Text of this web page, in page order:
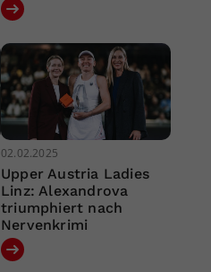
02.02.2025
Upper Austria Ladies
Linz: Alexandrova
triumphiert nach
Nervenkrimi